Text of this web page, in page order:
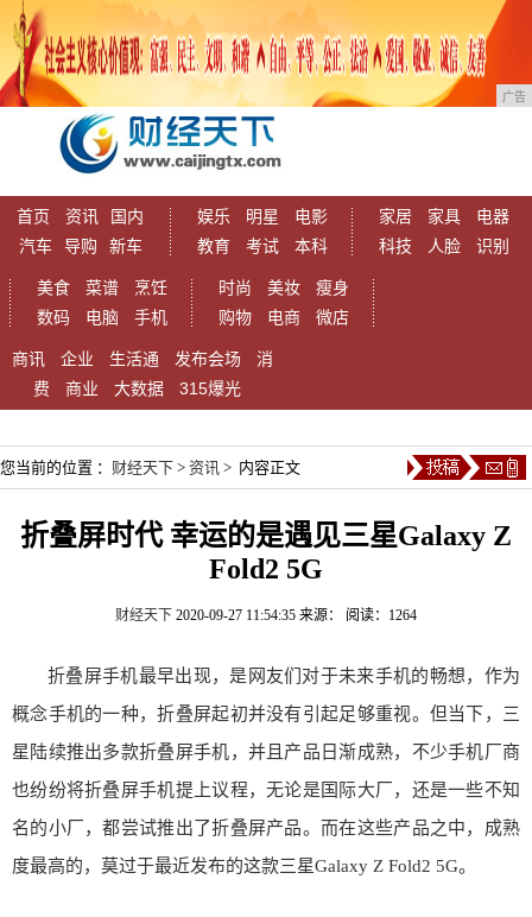
广告
首页 资讯
国内
汽车
导购 新车
娱乐 明星
电影
教育
考试 本科
家居 家具
电器
科技
人脸 识别
美食 菜谱
烹饪
数码
电脑 手机
时尚 美妆
瘦身
购物
电商 微店
商讯 企业 生活通 发布会场
消
费
商业 大数据 315爆光
您当前的位置 ： 财经天下 > 资讯 > 内容正文
折叠屏时代 幸运的是遇见三星Galaxy Z
Fold2 5G
财经天下 2020-09-27 11:54:35 来源： 阅读：1264
折叠屏手机最早出现，是网友们对于未来手机的畅想，作为
概念手机的一种，折叠屏起初并没有引起足够重视。但当下，三
星陆续推出多款折叠屏手机，并且产品日渐成熟，不少手机厂商
也纷纷将折叠屏手机提上议程，无论是国际大厂，还是一些不知
名的小厂，都尝试推出了折叠屏产品。而在这些产品之中，成熟
度最高的，莫过于最近发布的这款三星Galaxy Z Fold2 5G。